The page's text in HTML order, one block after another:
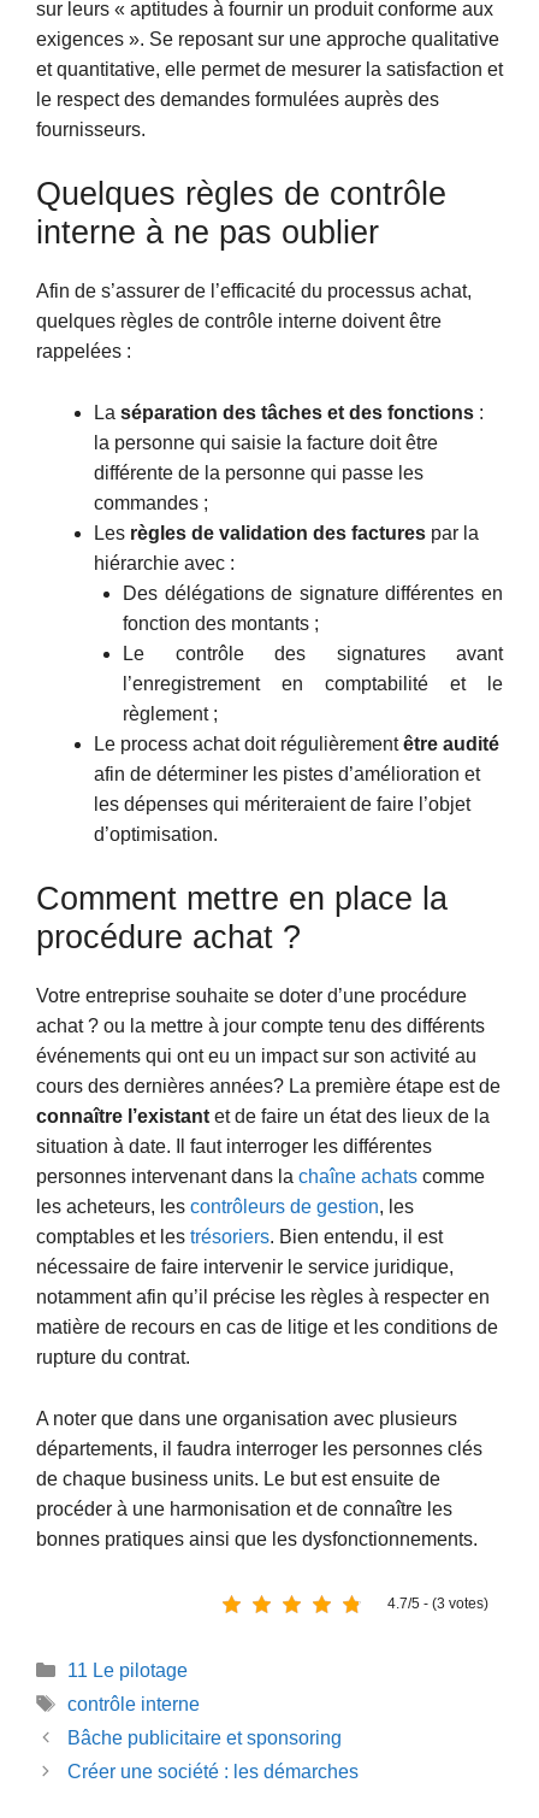
sur leurs « aptitudes à fournir un produit conforme aux
exigences ». Se reposant sur une approche qualitative
et quantitative, elle permet de mesurer la satisfaction et
le respect des demandes formulées auprès des
fournisseurs.
Quelques règles de contrôle
interne à ne pas oublier
Afin de s’assurer de l’efficacité du processus achat,
quelques règles de contrôle interne doivent être
rappelées :
La séparation des tâches et des fonctions :
la personne qui saisie la facture doit être
différente de la personne qui passe les
commandes ;
Les règles de validation des factures par la
hiérarchie avec :
Des délégations de signature différentes en
fonction des montants ;
Le contrôle des signatures avant
l’enregistrement en comptabilité et le
règlement ;
Le process achat doit régulièrementêtre audité
afin de déterminer les pistes d’amélioration et
les dépenses qui mériteraient de faire l’objet
d’optimisation.
Comment mettre en place la
procédure achat ?
Votre entreprise souhaite se doter d’une procédure
achat ? ou la mettre à jour compte tenu des différents
événements qui ont eu un impact sur son activité au
cours des dernières années? La première étape est de
connaître l’existantet de faire un état des lieux de la
situation à date. Il faut interroger les différentes
personnes intervenant dans la chaîne achats comme
les acheteurs, les contrôleurs de gestion, les
comptables et les trésoriers. Bien entendu, il est
nécessaire de faire intervenir le service juridique,
notamment afin qu’il précise les règles à respecter en
matière de recours en cas de litige et les conditions de
rupture du contrat.
A noter que dans une organisation avec plusieurs
départements, il faudra interroger les personnes clés
de chaque business units. Le but est ensuite de
procéder à une harmonisation et de connaître les
bonnes pratiques ainsi que les dysfonctionnements.
4.7/5 - (3 votes)
Catégories
11 Le pilotage
Étiquettes
contrôle interne
Bâche publicitaire et sponsoring
Créer une société : les démarches